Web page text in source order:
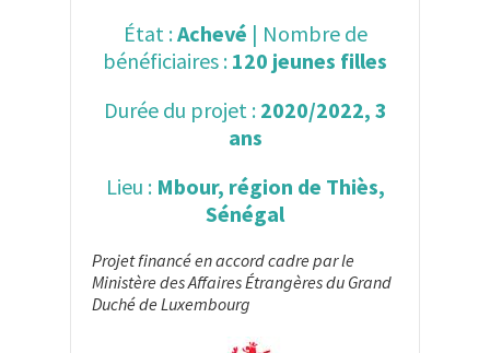
État :Achevé | Nombre de
bénéficiaires : 120 jeunes filles
Durée du projet : 2020/2022, 3
ans
Lieu : Mbour, région de Thiès,
Sénégal
Projet financé en accord cadre par le
Ministère des Affaires Étrangères du Grand
Duché de Luxembourg